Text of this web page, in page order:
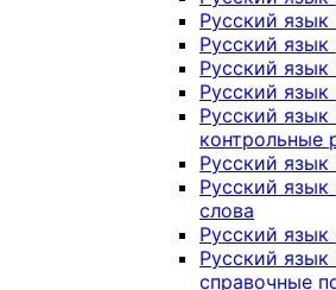
Русский
Русский язык
Русский язык
Русский язык
Русский язык
контрольные
Русский
Русский
слова
Русский язык
Русский язык
справочные